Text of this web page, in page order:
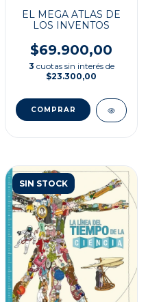
EL MEGA ATLAS DE
LOS INVENTOS
$69.900,00
3 cuotas sin interés de
$23.300,00
SIN STOCK